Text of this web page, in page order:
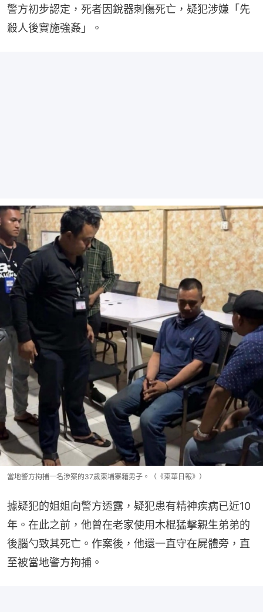
警方初步認定，死者因銳器刺傷死亡，疑犯涉嫌「先
殺人後實施強姦」。
當地警方拘捕一名涉案的37歲柬埔寨籍男子。（《柬華日報》）
據疑犯的姐姐向警方透露，疑犯患有精神疾病已近10
年。在此之前，他曾在老家使用木棍猛擊親生弟弟的
後腦勺致其死亡。作案後，他還一直守在屍體旁，直
至被當地警方拘捕。